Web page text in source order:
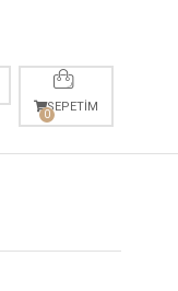
SEPETIM
0